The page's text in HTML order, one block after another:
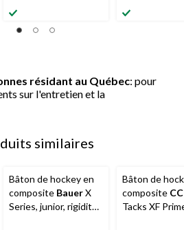
résidant au Québec: pour
sur l'entretien et la
similaires
Bâton de hockey en
composite BauerX
Series, junior, rigidité
Bâton de
composite
Tacks XF